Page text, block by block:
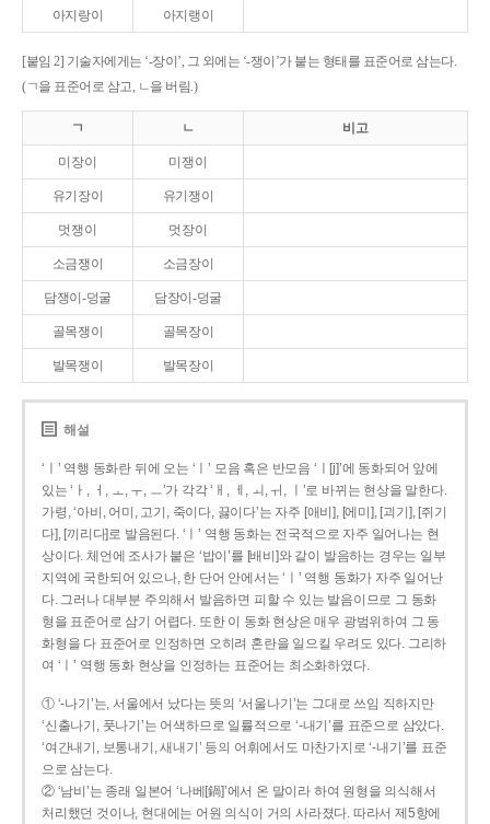
아지랑이 아지랭이
[붙임 2] 기술자에게는 ‘-장이’, 그 외에는 ‘-쟁이’가 붙는 형태를 표준어로 삼는다.
(ㄱ을 표준어로 삼고, ㄴ을 버림.)
ㄱ ㄴ 비고
미장이 미쟁이
유기장이 유기쟁이
멋쟁이 멋장이
소금쟁이 소금장이
담쟁이-덩굴 담장이-덩굴
골목쟁이 골목장이
발목쟁이 발목장이
해설
‘ㅣ’ 역행 동화란 뒤에 오는 ‘ㅣ’ 모음 혹은 반모음 ‘ㅣ[j]’에 동화되어 앞에
있는 ‘ㅏ, ㅓ, ㅗ, ㅜ, ㅡ’가 각각 ‘ㅐ, ㅔ, ㅚ, ㅟ, ㅣ’로 바뀌는 현상을 말한다.
가령, ‘아비, 어미, 고기, 죽이다, 끓이다’는 자주 [애비], [에미], [괴기], [쥐기
다], [끼리다]로 발음된다. ‘ㅣ’ 역행 동화는 전국적으로 자주 일어나는 현
상이다. 체언에 조사가 붙은 ‘밥이’를 [배비]와 같이 발음하는 경우는 일부
지역에 국한되어 있으나, 한 단어 안에서는 ‘ㅣ’ 역행 동화가 자주 일어난
다. 그러나 대부분 주의해서 발음하면 피할 수 있는 발음이므로 그 동화
형을 표준어로 삼기 어렵다. 또한 이 동화 현상은 매우 광범위하여 그 동
화형을 다 표준어로 인정하면 오히려 혼란을 일으킬 우려도 있다. 그리하
여 ‘ㅣ’ 역행 동화 현상을 인정하는 표준어는 최소화하였다.
① ‘-나기’는, 서울에서 났다는 뜻의 ‘서울나기’는 그대로 쓰임 직하지만
‘신출나기, 풋나기’는 어색하므로 일률적으로 ‘-내기’를 표준으로 삼았다.
‘여간내기, 보통내기, 새내기’ 등의 어휘에서도 마찬가지로 ‘-내기’를 표준
으로 삼는다.
② ‘남비’는 종래 일본어 ‘나베[鍋]’에서 온 말이라 하여 원형을 의식해서
처리했던 것이나, 현대에는 어원 의식이 거의 사라졌다. 따라서 제5항에